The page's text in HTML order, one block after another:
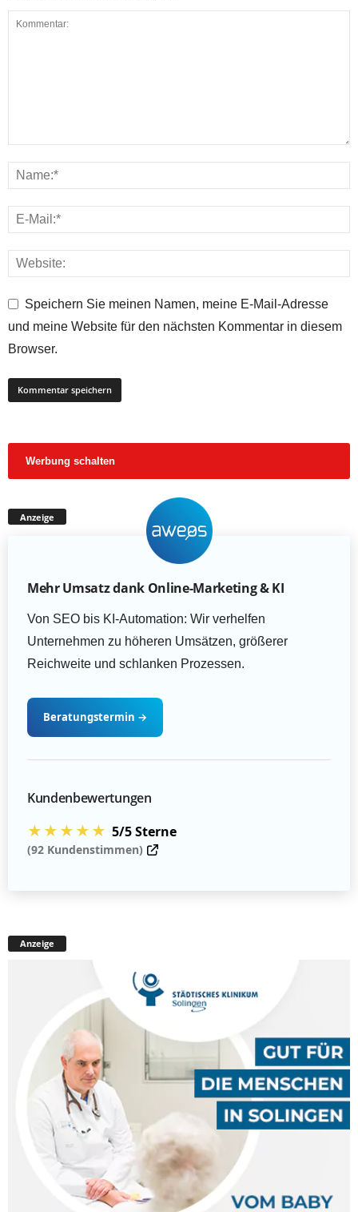
Speichern Sie meinen Namen, meine E-Mail-Adresse
und meine Website für den nächsten Kommentar in diesem
Browser.
Werbung schalten
Anzeige
Mehr Umsatz dank Online-Marketing & KI
Von SEO bis KI-Automation: Wir verhelfen
Unternehmen zu höheren Umsätzen, größerer
Reichweite und schlanken Prozessen.
Beratungstermin →
Kundenbewertungen
★★★★★ 5/5 Sterne
(92 Kundenstimmen)
Anzeige